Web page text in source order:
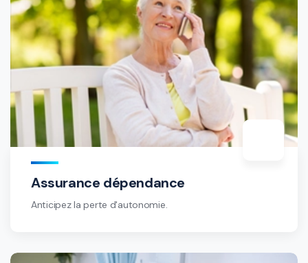
Assurance dépendance
Anticipez la perte d'autonomie.